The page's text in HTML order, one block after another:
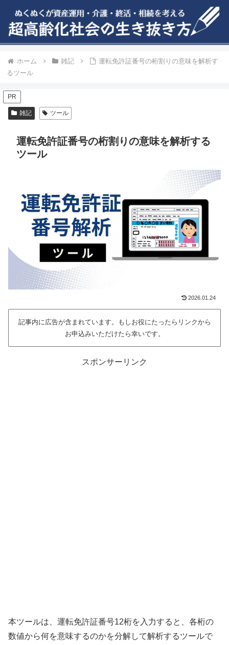
ホーム 雑記
運転免許証番号の桁割りの意味を解析す
るツール
PR
雑記 ツール
運転免許証番号の桁割りの意味を解析する
ツール
2026.01.24
記事内に広告が含まれています。もしお役にたったらリンクから
お申込みいただけたら幸いです。
スポンサーリンク
本ツールは、運転免許証番号12桁を入力すると、各桁の
数値から何を意味するのかを分解して解析するツールで